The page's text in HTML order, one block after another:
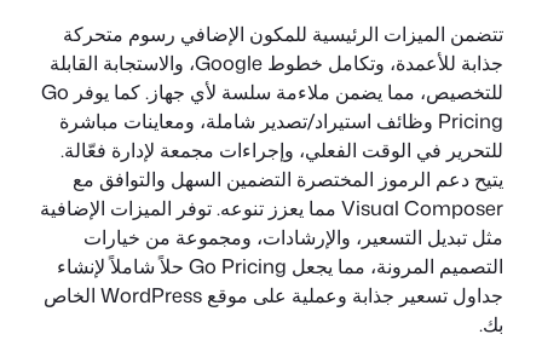
تتضمن الميزات الرئيسية للمكون الإضافي رسوم متحركة
جذابة للأعمدة، وتكامل خطوط Google، والاستجابة القابلة
للتخصيص، مما يضمن ملاءمة سلسة لأي جهاز. كما يوفر Go
Pricing وظائف استيراد/تصدير شاملة، ومعاينات مباشرة
للتحرير في الوقت الفعلي، وإجراءات مجمعة لإدارة فعّالة.
يتيح دعم الرموز المختصرة التضمين السهل والتوافق مع
Visual Composer مما يعزز تنوعه. توفر الميزات الإضافية
مثل تبديل التسعير، والإرشادات، ومجموعة من خيارات
التصميم المرونة، مما يجعل Go Pricing حلاً شاملاً لإنشاء
جداول تسعير جذابة وعملية على موقع WordPress الخاص
بك.